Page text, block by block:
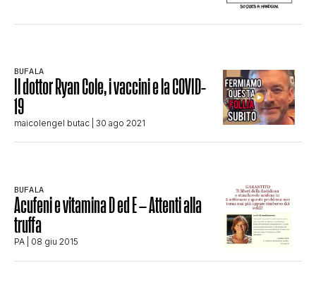
CHI SIAMO
BUFALA
Il dottor Ryan Cole, i vaccini e la COVID-
19
maicolengel butac | 30 ago 2021
BUFALA
Acufeni e vitamina D ed E – Attenti alla
truffa
PA | 08 giu 2015